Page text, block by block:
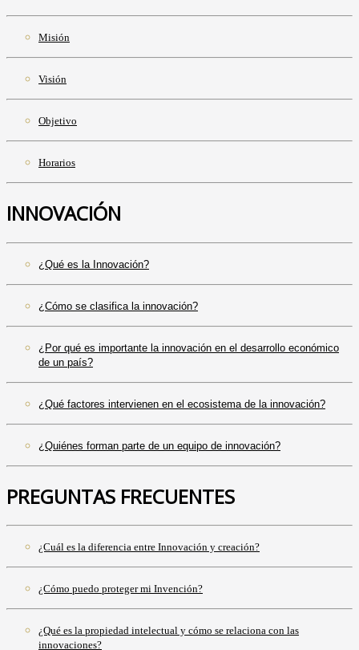
Misión
Visión
Objetivo
Horarios
INNOVACIÓN
¿Qué es la Innovación?
¿Cómo se clasifica la innovación?
¿Por qué es importante la innovación en el desarrollo económico
de un país?
¿Qué factores intervienen en el ecosistema de la innovación?
¿Quiénes forman parte de un equipo de innovación?
PREGUNTAS FRECUENTES
¿Cuál es la diferencia entre Innovación y creación?
¿Cómo puedo proteger mi Invención?
¿Qué es la propiedad intelectual y cómo se relaciona con las
innovaciones?